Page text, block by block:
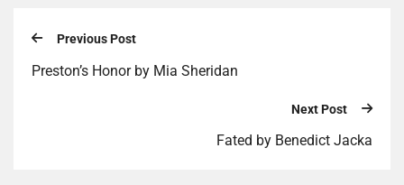
Previous Post
Preston’s Honor by Mia Sheridan
Next Post
Fated by Benedict Jacka